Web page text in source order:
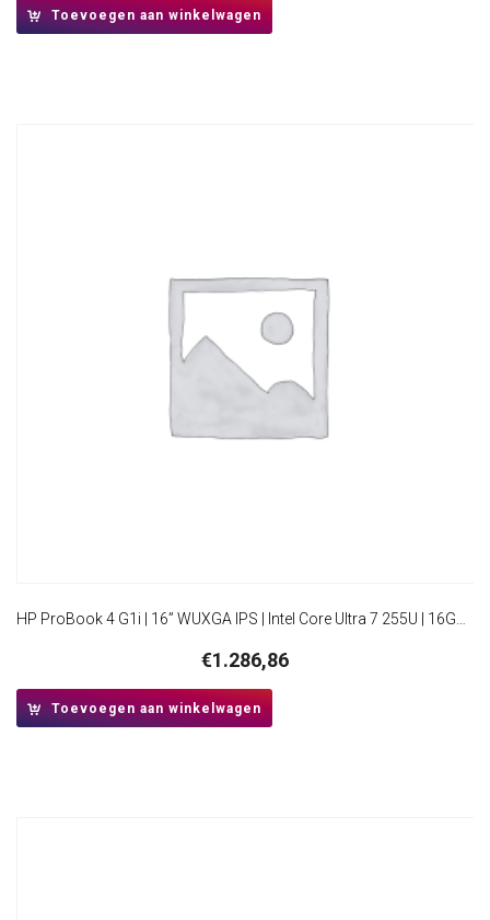
Toevoegen aan winkelwagen
€1.286,86
Toevoegen aan winkelwagen